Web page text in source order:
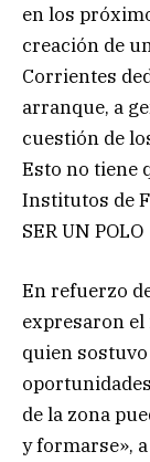
en los
creación de
Corrientes
arranque, a
cuestión de
Esto no tiene
Institutos de
SER UN POLO
En refuerzo
expresaron
quien
de la zona
y formarse»,